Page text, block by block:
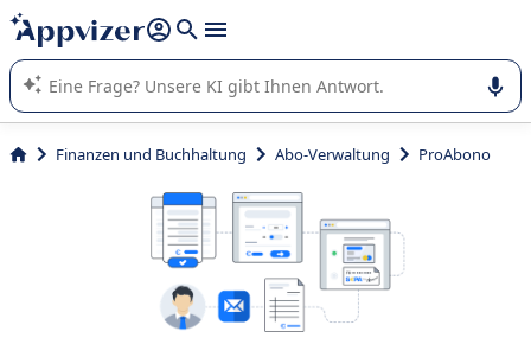
beantworten (mehrere Zeilen mit
Die KI von Appvizer führt Sie bei der Nutzung oder Auswahl
von SaaS-Software in Unternehmen.
Finanzen und Buchhaltung Abo-Verwaltung ProAbono